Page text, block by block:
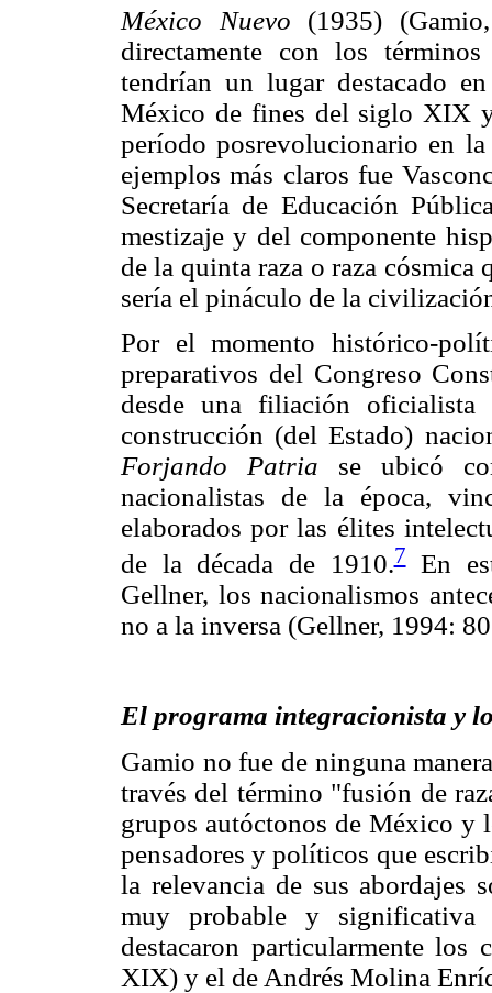
México Nuevo (1935)
directamente con los
tendrían un lugar destacado
México de fines del siglo XIX
período posrevolucionario en
ejemplos más claros fue
Secretaría de Educación
mestizaje y del componente
de la quinta raza o raza cósmica
sería el pináculo de la
Por el momento histórico-
preparativos del Congreso
desde una filiación oficialista
construcción (del Estado)
Forjando Patria se ubicó
nacionalistas de la época,
elaborados por las élites
de la década de 1910.7En
Gellner, los nacionalismos
no a la inversa (Gellner, 1994:
El programa integracionista y
Gamio no fue de ninguna
través del término "fusión de
grupos autóctonos de México y
pensadores y políticos que
la relevancia de sus abordajes
muy probable y significativa
destacaron particularmente
XIX) y el de Andrés Molina